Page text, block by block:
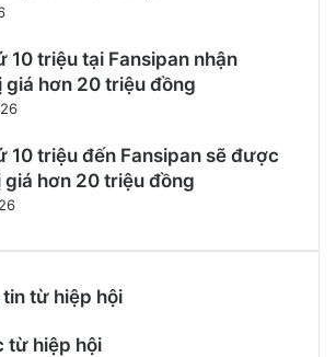
10 triệu tại Fansipan nhận
giá hơn 20 triệu đồng
10 triệu đến Fansipan sẽ được
giá hơn 20 triệu đồng
từ hiệp hội
từ hiệp hội